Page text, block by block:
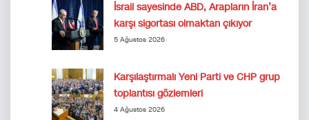
İsrail sayesinde ABD, Arapların İran’a
karşı sigortası olmaktan çıkıyor
5 Ağustos 2026
Karşılaştırmalı Yeni Parti ve CHP grup
toplantısı gözlemleri
4 Ağustos 2026